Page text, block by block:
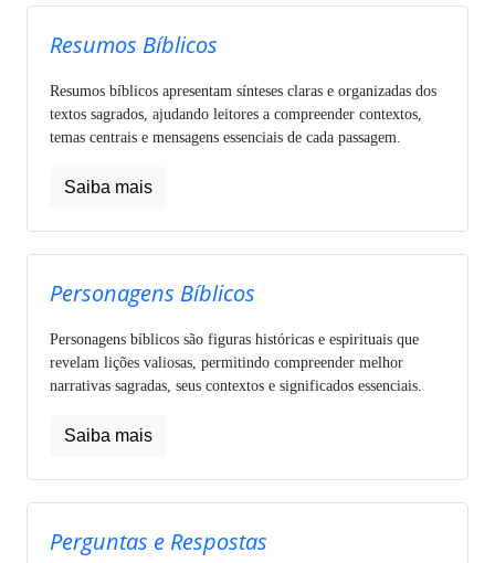
Resumos Bíblicos
Resumos bíblicos apresentam sínteses claras e organizadas dos
textos sagrados, ajudando leitores a compreender contextos,
temas centrais e mensagens essenciais de cada passagem.
Saiba mais
Personagens Bíblicos
Personagens bíblicos são figuras históricas e espirituais que
revelam lições valiosas, permitindo compreender melhor
narrativas sagradas, seus contextos e significados essenciais.
Saiba mais
Perguntas e Respostas